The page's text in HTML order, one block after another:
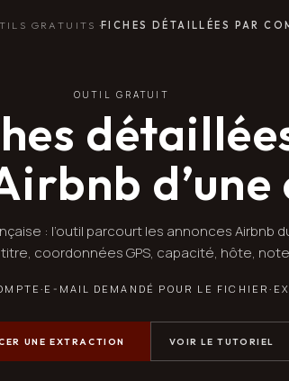
GRATUITS ·FICHES DÉTAILLÉES PAR
OUTIL GRATUIT
d’une
: l’outil parcourt les annonces Airbnb
coordonnées GPS, capacité, hôte, note
· E-MAIL DEMANDÉ POUR LE FICHIER·
UNE EXTRACTION VOIR LE TUTORIEL